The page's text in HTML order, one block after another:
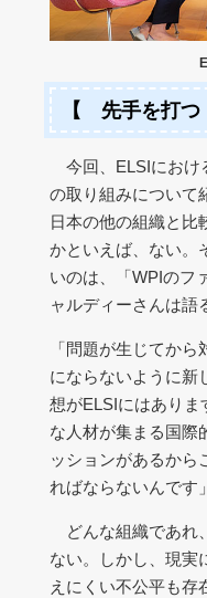
【 先手を打つ
今回、ELSIにおけ
の取り組みについて
日本の他の組織と比
かといえば、ない。
いのは、「WPIのフ
ャルディーさんは語
「問題が生じてか
にならないように新
想がELSIにはありま
な人材が集まる国際
ッションがあるから
ればならないんです」
どんな組織であれ
ない。しかし、現実
えにくい不公平も存